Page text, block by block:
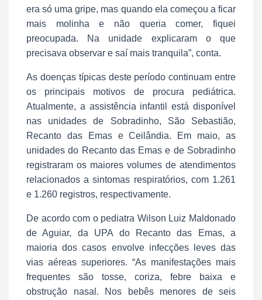
era só uma gripe, mas quando ela começou a ficar
mais molinha e não queria comer, fiquei
preocupada. Na unidade explicaram o que
precisava observar e saí mais tranquila”, conta.
As doenças típicas deste período continuam entre
os principais motivos de procura pediátrica.
Atualmente, a assistência infantil está disponível
nas unidades de Sobradinho, São Sebastião,
Recanto das Emas e Ceilândia. Em maio, as
unidades do Recanto das Emas e de Sobradinho
registraram os maiores volumes de atendimentos
relacionados a sintomas respiratórios, com 1.261
e 1.260 registros, respectivamente.
De acordo com o pediatra Wilson Luiz Maldonado
de Aguiar, da UPA do Recanto das Emas, a
maioria dos casos envolve infecções leves das
vias aéreas superiores. “As manifestações mais
frequentes são tosse, coriza, febre baixa e
obstrução nasal. Nos bebês menores de seis